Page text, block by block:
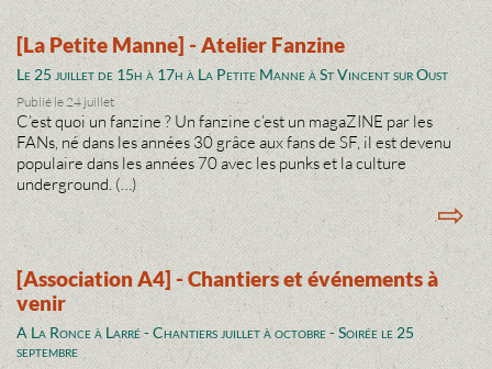
[La Petite Manne] - Atelier Fanzine
Le 25 juillet de 15h à 17h à La Petite Manne à St Vincent sur Oust
Publié le 24 juillet
C’est quoi un fanzine ? Un fanzine c’est un magaZINE par les
FANs, né dans les années 30 grâce aux fans de SF, il est devenu
populaire dans les années 70 avec les punks et la culture
underground. (…)
⇨
[Association A4] - Chantiers et événements à
venir
A La Ronce à Larré - Chantiers juillet à octobre - Soirée le 25
septembre